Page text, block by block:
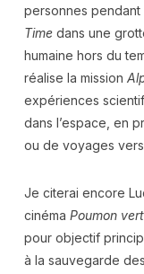
personnes
Timedans une
humaine hors du
réalise la mission
expériences
dans l’espace, en
ou de voyages vers
Je citerai encore
cinéma Poumon
pour objectif
à la sauvegarde